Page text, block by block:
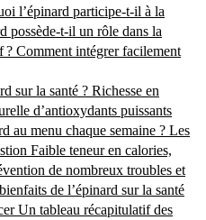
l’épinard participe-t-il à la
possède-t-il un rôle dans la
? Comment intégrer facilement
sur la santé ? Richesse en
d’antioxydants puissants
au menu chaque semaine ? Les
Faible teneur en calories,
de nombreux troubles et
de l’épinard sur la santé
Un tableau récapitulatif des